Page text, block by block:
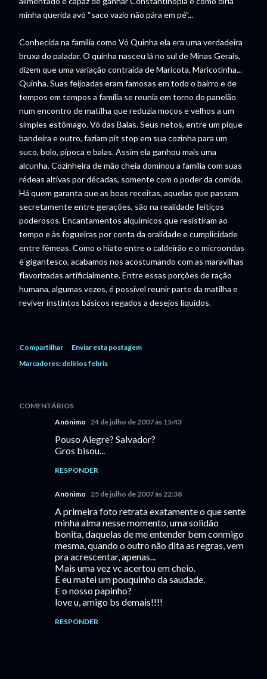
minha querida avó “saco vazio não pára em pé”...
Conhecida na família como Vó Quinha ela era uma verdadeira
bruxa do paladar. O quinha nasceu lá no sul de Minas Gerais,
dizem que uma variação contraída de Maricota, Maricotinha...
Quinha. Suas feijoadas eram famosas em todo o bairro e de
tempos em tempos a família se reunia em torno do panelão
num encontro de matilha que reduzia moços e velhos a um
simples estômago. Vó das Balas. Seus netos, entre um pique
bandeira e outro, faziam pit stop em sua cozinha para um
suco, bolo, pipoca e balas. Assim ela ganhou mais uma
alcunha. Cozinheira de mão cheia dominou a família com suas
rédeas altivas por décadas, somente com o poder da comida.
Há quem garanta que as boas receitas, aquelas que passam
secretamente entre gerações, são na realidade feitiços
poderosos. Encantamentos alquímicos que resistiram ao
tempo e às fogueiras por conta da oralidade e cumplicidade
entre fêmeas. Como o hiato entre o caldeirão e o microondas
é gigantesco, acabamos nos acostumando com as maravilhas
flavorizadas artificialmente. Entre essas porções de ração
humana, algumas vezes, é possível reunir parte da matilha e
reviver instintos básicos regados a desejos líquidos.
Compartilhar
Enviar esta postagem
Marcadores: delírios febris
COMENTÁRIOS
Anônimo 24 de julho de 2007 às 15:43
Pouso Alegre? Salvador?
Gros bisou...
RESPONDER
Anônimo 25 de julho de 2007 às 22:38
A primeira foto retrata exatamente o que sente
minha alma nesse momento, uma solidão
bonita, daquelas de me entender bem conmigo
mesma, quando o outro não dita as regras, vem
pra acrescentar, apenas...
Mais uma vez vc acertou em cheio.
E eu matei um pouquinho da saudade.
E o nosso papinho?
love u, amigo bs demais!!!!
RESPONDER